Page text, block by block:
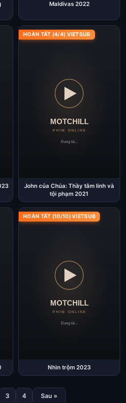
Maldivas 2022
HOÀN TẤT (4/4) VIETSUB
John của Chúa: Thầy tâm linh và
tội phạm 2021
HOÀN TẤT (10/10) VIETSUB
Nhìn trộm 2023
3 4 Sau »